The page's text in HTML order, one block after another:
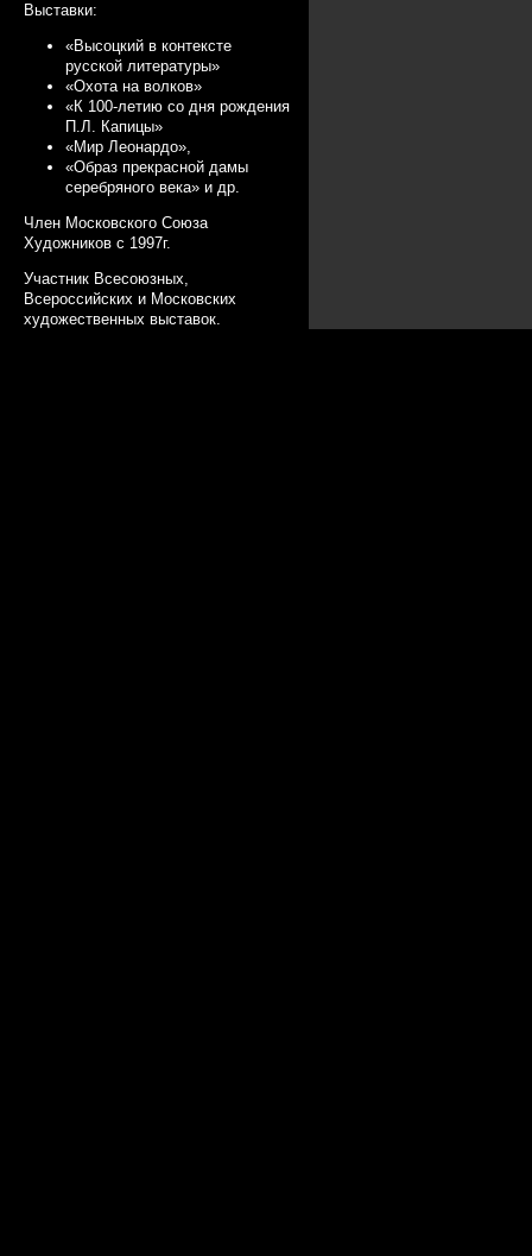
Выставки:
«Высоцкий в контексте
русской литературы»
«Охота на волков»
«К 100-летию со дня рождения
П.Л. Капицы»
«Мир Леонардо»,
«Образ прекрасной дамы
серебряного века» и др.
Член Московского Союза
Художников с 1997г.
Участник Всесоюзных,
Всероссийских и Московских
художественных выставок.